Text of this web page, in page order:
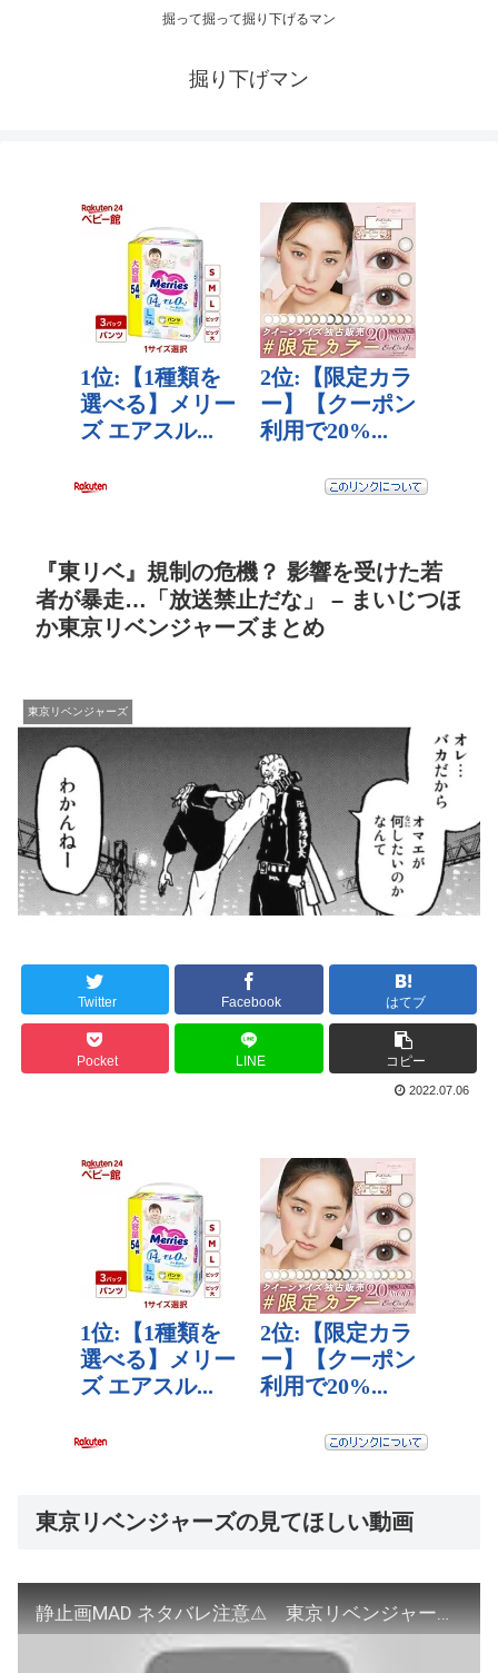
掘って掘って掘り下げるマン
掘り下げマン
『東リベ』規制の危機？ 影響を受けた若
者が暴走…「放送禁止だな」 – まいじつほ
か東京リベンジャーズまとめ
東京リベンジャーズ
Twitter Facebook はてブ
Pocket LINE コピー
2022.07.06
東京リベンジャーズの見てほしい動画
静止画MAD ネタバレ注意⚠ 東京リベンジャーズ